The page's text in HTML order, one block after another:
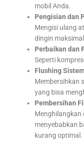
mobil Anda.
Pengisian dan
Mengisi ulang
dingin
Perbaikan dan
Seperti
Flushing
Membersihkan
yang bisa
Pembersihan
Menghilangkan
menyebabkan
kurang optimal.